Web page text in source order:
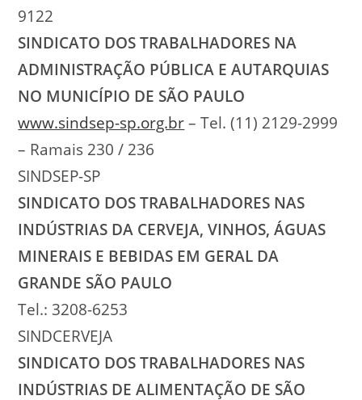
9122
SINDICATO DOS TRABALHADORES NA
ADMINISTRAÇÃO PÚBLICA E AUTARQUIAS
NO MUNICÍPIO DE SÃO PAULO
www.sindsep-sp.org.br – Tel. (11) 2129-2999
– Ramais 230 / 236
SINDSEP-SP
SINDICATO DOS TRABALHADORES NAS
INDÚSTRIAS DA CERVEJA, VINHOS, ÁGUAS
MINERAIS E BEBIDAS EM GERAL DA
GRANDE SÃO PAULO
Tel.: 3208-6253
SINDCERVEJA
SINDICATO DOS TRABALHADORES NAS
INDÚSTRIAS DE ALIMENTAÇÃO DE SÃO